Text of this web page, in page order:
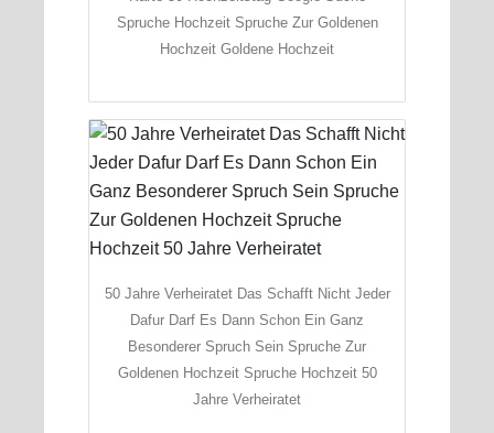
Spruche Hochzeit Spruche Zur Goldenen
Hochzeit Goldene Hochzeit
50 Jahre Verheiratet Das Schafft Nicht Jeder
Dafur Darf Es Dann Schon Ein Ganz
Besonderer Spruch Sein Spruche Zur
Goldenen Hochzeit Spruche Hochzeit 50
Jahre Verheiratet